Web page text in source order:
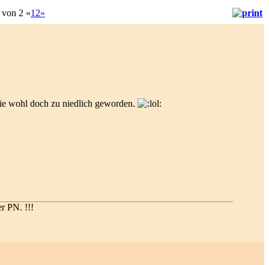
von 2 «1 2»
wohl doch zu niedlich geworden.
PN. !!!